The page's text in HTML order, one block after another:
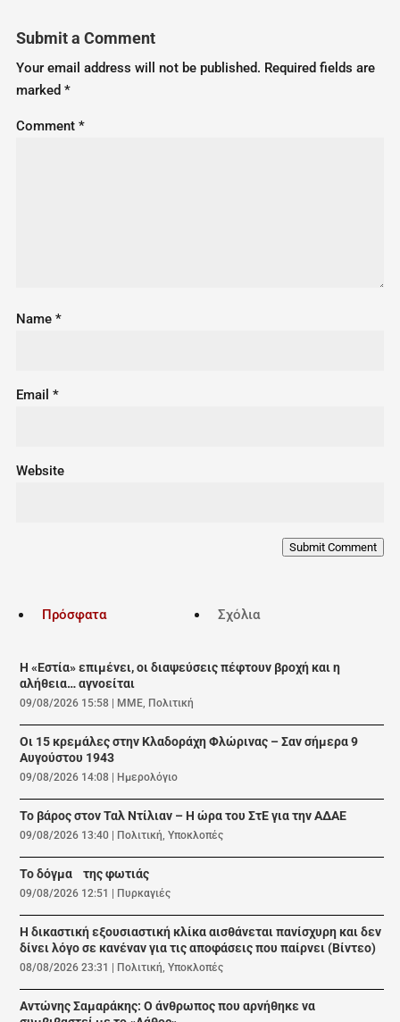
Submit a Comment
Your email address will not be published. Required fields are
marked *
Comment *
Name *
Email *
Website
Submit Comment
Πρόσφατα Σχόλια
Η «Εστία» επιμένει, οι διαψεύσεις πέφτουν βροχή και η
αλήθεια… αγνοείται
09/08/2026 15:58 | ΜΜΕ Πολιτική
Οι 15 κρεμάλες στην Κλαδοράχη Φλώρινας – Σαν σήμερα 9
Αυγούστου 1943
09/08/2026 14:08 | Ημερολόγιο
Το βάρος στον Ταλ Ντίλιαν – Η ώρα του ΣτΕ για την ΑΔΑΕ
09/08/2026 13:40 | Πολιτική ,Υποκλοπές
Το δόγμα της φωτιάς
09/08/2026 12:51 | Πυρκαγιές
Η δικαστική εξουσιαστική κλίκα αισθάνεται πανίσχυρη και δεν
δίνει λόγο σε κανέναν για τις αποφάσεις που παίρνει (Βίντεο)
08/08/2026 23:31 | Πολιτική ,Υποκλοπές
Αντώνης Σαμαράκης: Ο άνθρωπος που αρνήθηκε να